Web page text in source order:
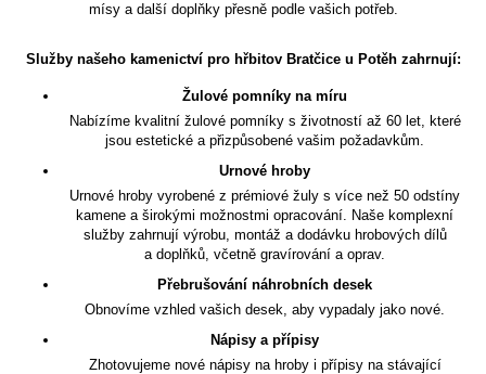
mísy a další doplňky přesně podle vašich potřeb.
Služby našeho kamenictví pro hřbitov Bratčice u Potěh zahrnují:
Žulové pomníky na míru
Nabízíme kvalitní žulové pomníky s životností až 60 let, které
jsou estetické a přizpůsobené vašim požadavkům.
Urnové hroby
Urnové hroby vyrobené z prémiové žuly s více než 50 odstíny
kamene a širokými možnostmi opracování. Naše komplexní
služby zahrnují výrobu, montáž a dodávku hrobových dílů
a doplňků, včetně gravírování a oprav.
Přebrušování náhrobních desek
Obnovíme vzhled vašich desek, aby vypadaly jako nové.
Nápisy a přípisy
Zhotovujeme nové nápisy na hroby i přípisy na stávající